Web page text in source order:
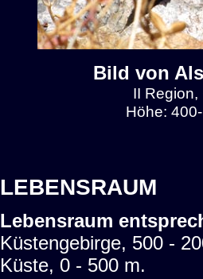
Bild von
II
Höhe:
LEBENSRAUM
Lebensraum
Küstengebirge, 500 -
Küste, 0 - 500 m.